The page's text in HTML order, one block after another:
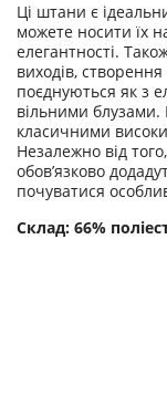
Ці штани є
можете носити їх
елегантності.
виходів,
поєднуються як з
вільними блузами.
класичними
Незалежно від
обов’язково
почуватися
Склад: 66%